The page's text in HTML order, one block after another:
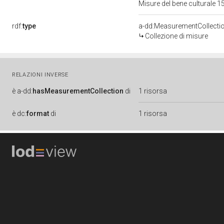
Misure del bene culturale
rdf:type
a-
Collezione di misure
RELAZIONI INVERSE
è a-dd:hasMeasurementCollection di 1 risorsa
è dc:format di 1 risorsa